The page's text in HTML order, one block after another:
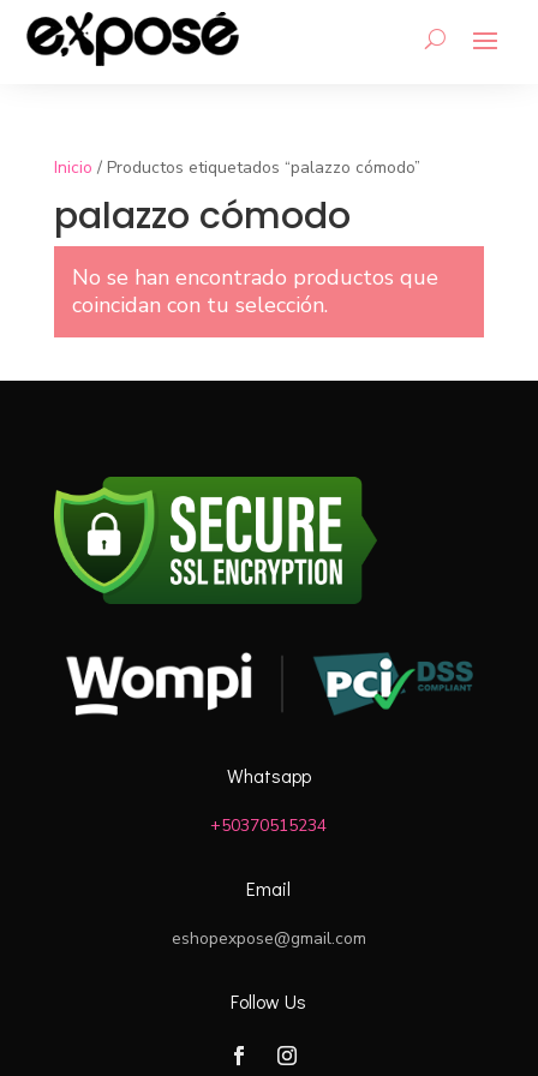
Inicio / Productos etiquetados “palazzo cómodo”
palazzo cómodo
No se han encontrado productos que
coincidan con tu selección.
Whatsapp
+50370515234
Email
eshopexpose@gmail.com
Follow Us